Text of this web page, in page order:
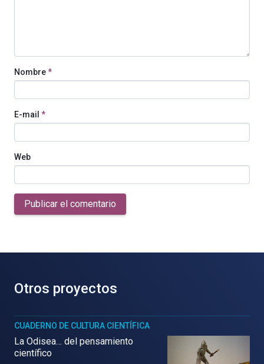
Nombre*
E-mail *
Web
Publicar el comentario
Otros proyectos
CUADERNO DE CULTURA CIENTÍFICA
La Odisea… del pensamiento
científico